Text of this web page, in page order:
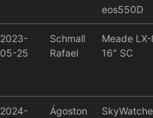
eos550D
2023-
05-25
Schmall
Rafael
Meade
16" SC
2024-
Ágoston